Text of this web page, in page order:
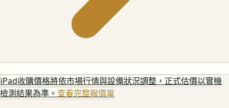
iPad收購價格將依市場行情與設備狀況調整，正式估價以實機
檢測結果為準。 查看完整報價單